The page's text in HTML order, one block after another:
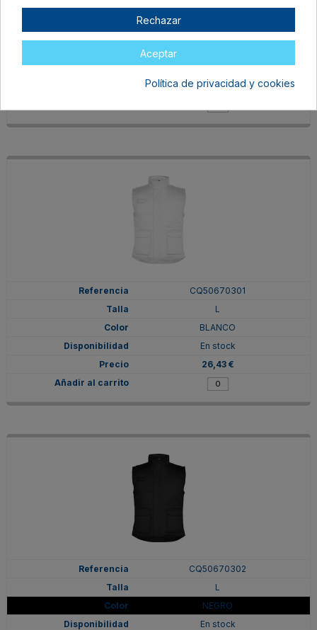
M
En stock
26,43 €
CQ50670301
L
BLANCO
En stock
26,43 €
CQ50670302
L
NEGRO
En stock
Rechazar
Aceptar
Política de privacidad y cookies